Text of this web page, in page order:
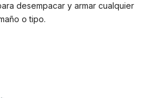
desempacar y armar cualquier
o tipo.